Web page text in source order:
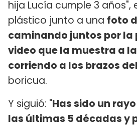
hija Lucía cumple 3 años",
plástico junto a una foto
caminando juntos por la
video que la muestra a
corriendo a los brazos
boricua.
Y siguió: "Has sido un
las últimas 5 décadas y